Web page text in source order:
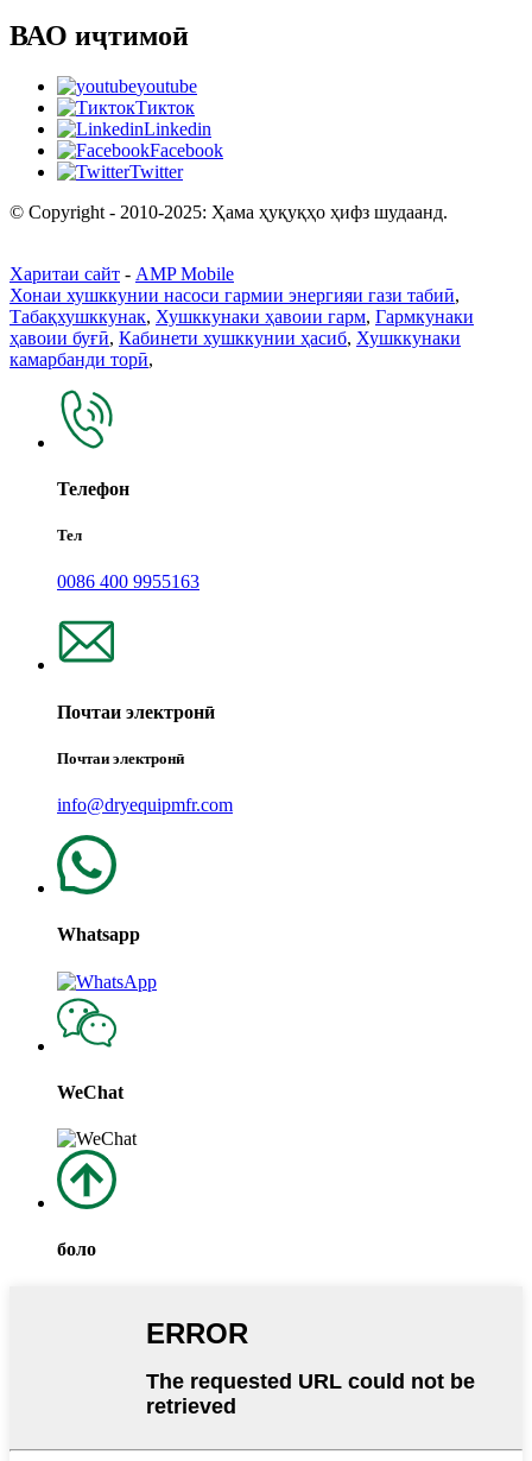
ВАО иҷтимоӣ
youtube
Тикток
Linkedin
Facebook
Twitter
© Copyright - 2010-2025: Ҳама ҳуқуқҳо ҳифз шудаанд.
Харитаи сайт - AMP Mobile
Хонаи хушккунии насоси гармии энергияи гази табиӣ,
Табақхушккунак, Хушккунаки ҳавоии гарм, Гармкунаки
ҳавоии буғӣ, Кабинети хушккунии ҳасиб, Хушккунаки
камарбанди торӣ,
Телефон
Тел
0086 400 9955163
Почтаи электронӣ
Почтаи электронӣ
info@dryequipmfr.com
Whatsapp
WeChat
боло